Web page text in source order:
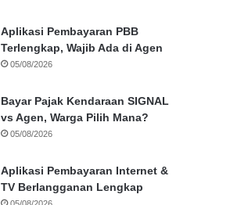
Aplikasi Pembayaran PBB
Terlengkap, Wajib Ada di Agen
05/08/2026
Bayar Pajak Kendaraan SIGNAL
vs Agen, Warga Pilih Mana?
05/08/2026
Aplikasi Pembayaran Internet &
TV Berlangganan Lengkap